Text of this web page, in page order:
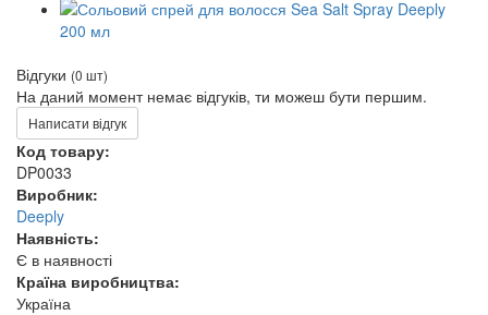
Відгуки (0 шт)
На даний момент немає відгуків, ти можеш бути першим.
Написати відгук
Код товару:
DP0033
Виробник:
Deeply
Наявність:
Є в наявності
Країна виробництва:
Україна